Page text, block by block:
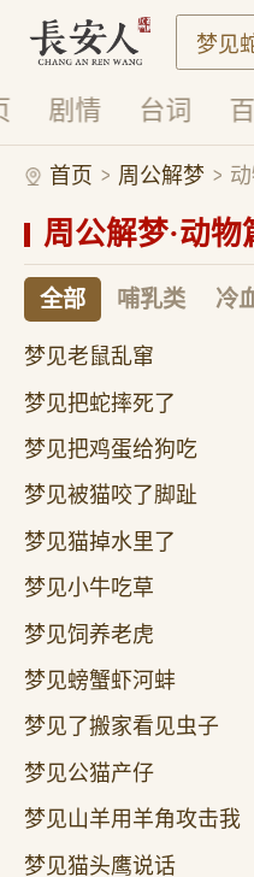
剧情 台词
首页 周公解梦
周公解梦·动物
全部 哺乳类 冷
梦见老鼠乱窜
梦见把蛇摔死了
梦见把鸡蛋给狗吃
梦见被猫咬了脚趾
梦见猫掉水里了
梦见小牛吃草
梦见饲养老虎
梦见螃蟹虾河蚌
梦见了搬家看见虫子
梦见公猫产仔
梦见山羊用羊角攻击我
梦见猫头鹰说话